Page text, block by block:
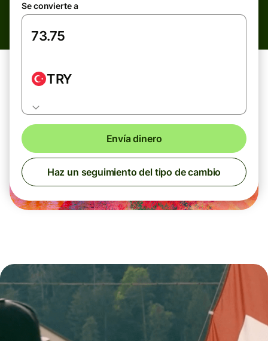
Se convierte a
TRY
Envía dinero
Haz un seguimiento del tipo de cambio